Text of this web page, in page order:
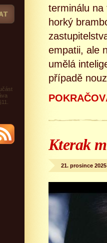
terminálu na
horký
empatii, ale
umělá
případě
Kterak
21. prosince 2025